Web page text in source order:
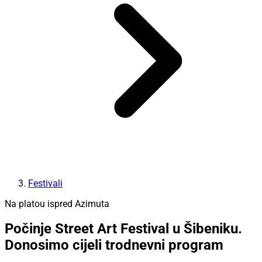
Festivali
Na platou ispred Azimuta
Počinje Street Art Festival u Šibeniku.
Donosimo cijeli trodnevni program